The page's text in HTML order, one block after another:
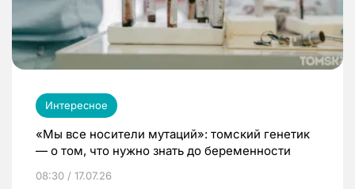
Интересное
«Мы все носители мутаций»: томский генетик
— о том, что нужно знать до беременности
08:30 / 17.07.26